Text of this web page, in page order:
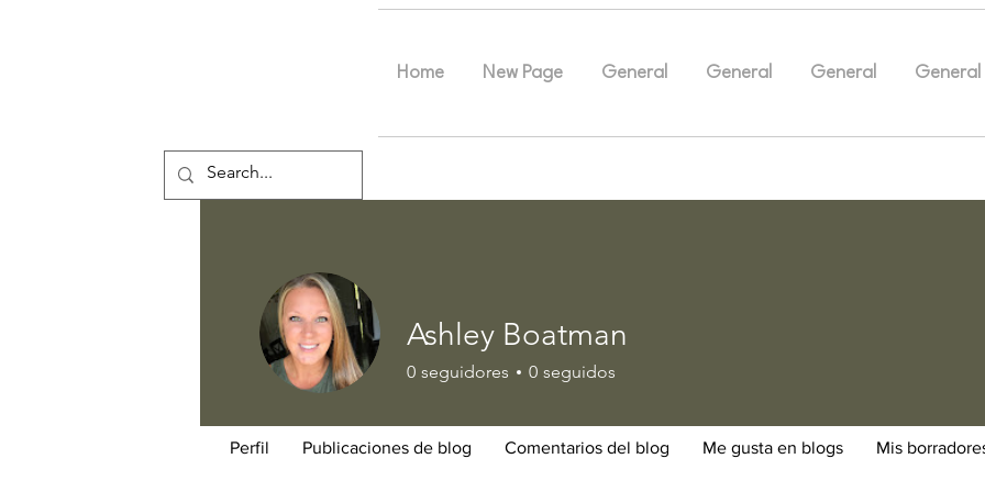
Home New Page General General General General
Ashley Boatman
0 seguidores 0 seguidos
Perfil Publicaciones de blog Comentarios del blog Me gusta en blogs Mis